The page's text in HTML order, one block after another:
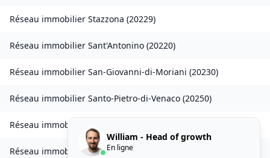
Réseau immobilier Stazzona (20229)
Réseau immobilier Sant'Antonino (20220)
Réseau immobilier San-Giovanni-di-Moriani (20230)
Réseau immobilier Santo-Pietro-di-Venaco (20250)
Réseau immobilier
Réseau immobilierVezzani(20242
William - Head of growth
En ligne